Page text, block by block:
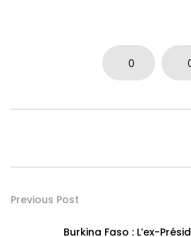
0
Previous Post
Burkina Faso : L’ex-